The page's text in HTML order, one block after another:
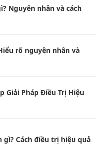
Nguyên nhân và cách
rõ nguyên nhân và
Giải Pháp Điều Trị Hiệu
Cách điều trị hiệu quả